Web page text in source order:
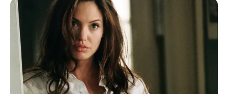
QUINTÉ PRIX ROSE OR NO le